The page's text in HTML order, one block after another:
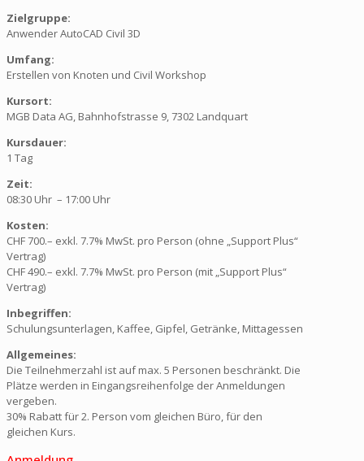
Zielgruppe:
Anwender AutoCAD Civil 3D
Umfang:
Erstellen von Knoten und Civil Workshop
Kursort:
MGB Data AG, Bahnhofstrasse 9, 7302 Landquart
Kursdauer:
1 Tag
Zeit:
08:30 Uhr – 17:00 Uhr
Kosten:
CHF 700.– exkl. 7.7% MwSt. pro Person (ohne „Support Plus“
Vertrag)
CHF 490.– exkl. 7.7% MwSt. pro Person (mit „Support Plus“
Vertrag)
Inbegriffen:
Schulungsunterlagen, Kaffee, Gipfel, Getränke, Mittagessen
Allgemeines:
Die Teilnehmerzahl ist auf max. 5 Personen beschränkt. Die
Plätze werden in Eingangsreihenfolge der Anmeldungen
vergeben.
30% Rabatt für 2. Person vom gleichen Büro, für den
gleichen Kurs.